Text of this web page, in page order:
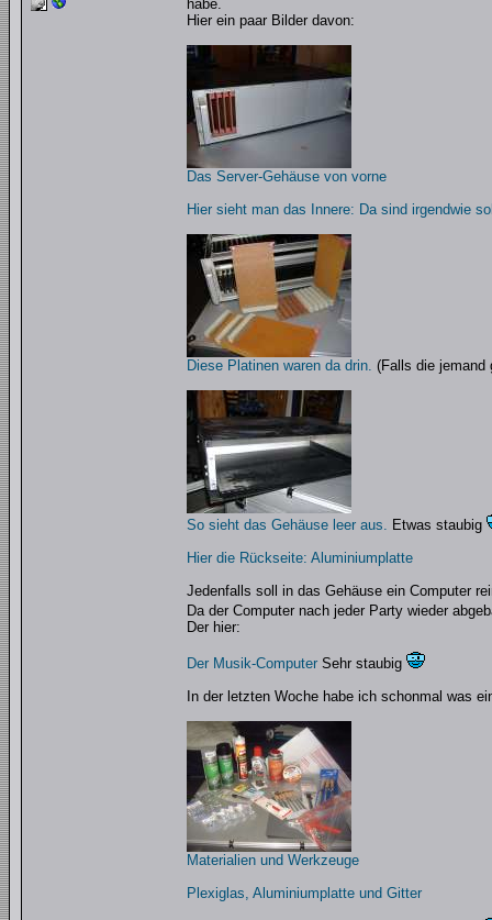
habe.
Hier ein paar Bilder davon:
Das Server-Gehäuse von vorne
Hier sieht man das Innere: Da sind irgendwie
Diese Platinen waren da drin. (Falls die jemand
So sieht das Gehäuse leer aus. Etwas staubig
Hier die Rückseite: Aluminiumplatte
Jedenfalls soll in das Gehäuse ein Computer
Da der Computer nach jeder Party wieder
Der hier:
Der Musik-Computer Sehr staubig
In der letzten Woche habe ich schonmal was
Materialien und Werkzeuge
Plexiglas, Aluminiumplatte und Gitter